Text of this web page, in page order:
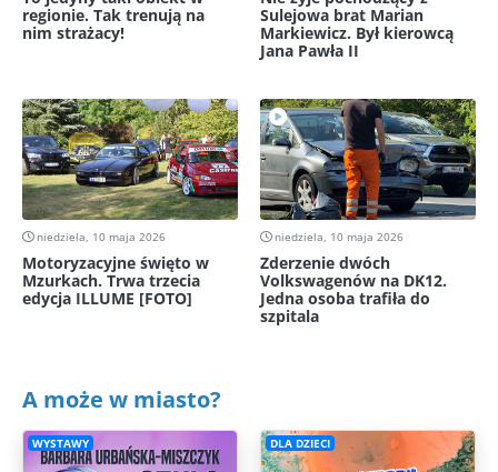
regionie. Tak trenują na
nim strażacy!
Sulejowa brat Marian
Markiewicz. Był kierowcą
Jana Pawła II
niedziela, 10 maja 2026
Motoryzacyjne święto w
Mzurkach. Trwa trzecia
edycja ILLUME [FOTO]
niedziela, 10 maja 2026
Zderzenie dwóch
Volkswagenów na DK12.
Jedna osoba trafiła do
szpitala
A może w miasto?
WYSTAWY DLA DZIECI